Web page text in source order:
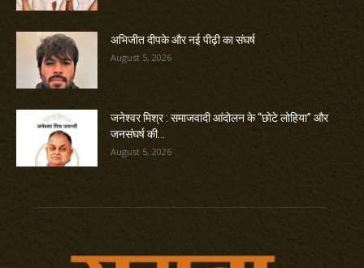
अभिजीत दीपके और नई पीढ़ी का संघर्ष
August 5, 2026
जनेश्वर मिश्र : समाजवादी आंदोलन के “छोटे लोहिया” और
जनसंघर्ष की...
August 5, 2026